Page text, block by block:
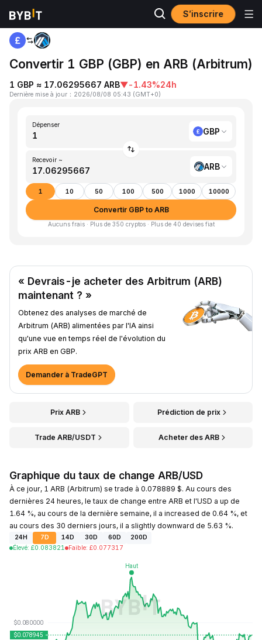
S’inscrire
Accueil
Convertir 1 GBP (GBP) en ARB (Arbitrum)
1 GBP ≈ 17.06295667 ARB▼-1.43%24h
Dernière mise à jour ： 2026/08/08 05:43 (GMT+0)
Dépenser
GBP
Recevoir ~
ARB
1 10 50 100 500 1000 10000
Convertir GBP to ARB
Aucuns frais · Plus de 350 cryptos · Plus de 40 devises fiat
« Devrais-je acheter des Arbitrum (ARB)
maintenant ? »
Obtenez des analyses de marché de
Arbitrum (ARB) alimentées par l'IA ainsi
qu'une vue en temps réel de l'évolution du
prix ARB en GBP.
Demander à TradeGPT
Prix ARB Prédiction de prix
Trade ARB/USDT Acheter des ARB
Graphique du taux de change ARB/USD
À ce jour, 1 ARB (Arbitrum) se trade à 0.078889 $. Au cours des
dernières 24 heures, le taux de change entre ARB et l'USD a up de
1.64 %, au cours de la dernière semaine, il a increased de 0.64 %, et
au cours des 30 derniers jours, il a slightly downward de 5.63 %.
24H 7D 14D 30D 60D
200D
Élevé: £0.083821 Faible: £0.077317